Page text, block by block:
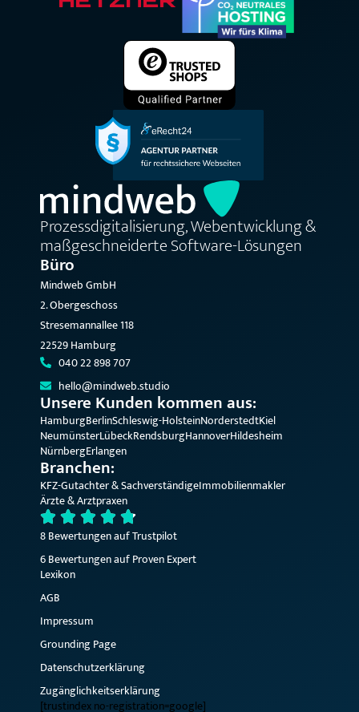
Prozessdigitalisierung, Webentwicklung &
maßgeschneiderte Software-Lösungen
Büro
Mindweb GmbH
2. Obergeschoss
Stresemannallee 118
22529 Hamburg
040 22 898 707
hello@mindweb.studio
Unsere Kunden kommen aus:
HamburgBerlinSchleswig-HolsteinNorderstedtKiel
NeumünsterLübeckRendsburgHannoverHildesheim
NürnbergErlangen
Branchen:
KFZ-Gutachter & SachverständigeImmobilienmakler
Ärzte & Arztpraxen
8 Bewertungen auf Trustpilot
6 Bewertungen auf Proven Expert
Lexikon
AGB
Impressum
Grounding Page
Datenschutzerklärung
Zugänglichkeitserklärung
[trustindex no-registration=google]